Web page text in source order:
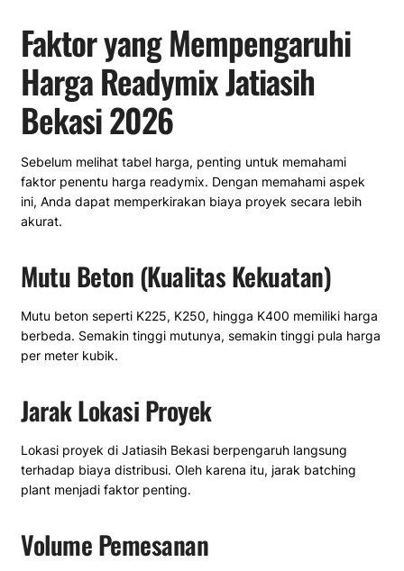
Faktor yang Mempengaruhi
Harga Readymix Jatiasih
Bekasi 2026
Sebelum melihat tabel harga, penting untuk memahami
faktor penentu harga readymix. Dengan memahami aspek
ini, Anda dapat memperkirakan biaya proyek secara lebih
akurat.
Mutu Beton (Kualitas Kekuatan)
Mutu beton seperti K225, K250, hingga K400 memiliki harga
berbeda. Semakin tinggi mutunya, semakin tinggi pula harga
per meter kubik.
Jarak Lokasi Proyek
Lokasi proyek di Jatiasih Bekasi berpengaruh langsung
terhadap biaya distribusi. Oleh karena itu, jarak batching
plant menjadi faktor penting.
Volume Pemesanan